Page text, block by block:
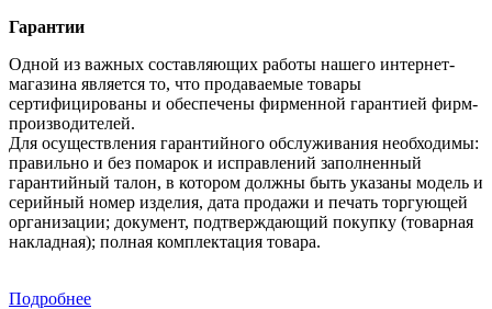
Гарантии
Одной из важных составляющих работы нашего интернет-
магазина является то, что продаваемые товары
сертифицированы и обеспечены фирменной гарантией фирм-
производителей.
Для осуществления гарантийного обслуживания необходимы:
правильно и без помарок и исправлений заполненный
гарантийный талон, в котором должны быть указаны модель и
серийный номер изделия, дата продажи и печать торгующей
организации; документ, подтверждающий покупку (товарная
накладная); полная комплектация товара.
Подробнее